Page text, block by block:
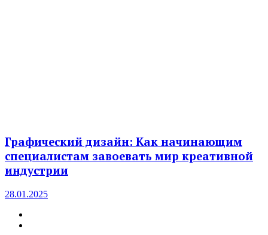
Графический дизайн: Как начинающим
специалистам завоевать мир креативной
индустрии
28.01.2025